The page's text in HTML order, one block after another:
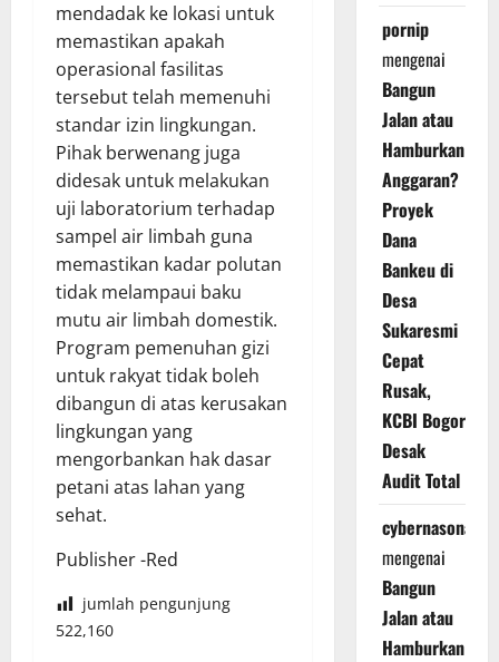
mendadak ke lokasi untuk
memastikan apakah
operasional fasilitas
tersebut telah memenuhi
standar izin lingkungan.
Pihak berwenang juga
didesak untuk melakukan
uji laboratorium terhadap
sampel air limbah guna
memastikan kadar polutan
tidak melampaui baku
mutu air limbah domestik.
Program pemenuhan gizi
untuk rakyat tidak boleh
dibangun di atas kerusakan
lingkungan yang
mengorbankan hak dasar
petani atas lahan yang
sehat.
Publisher -Red
jumlah pengunjung
522,160
pornip
mengenai
Bangun
Jalan atau
Hamburkan
Anggaran?
Proyek
Dana
Bankeu di
Desa
Sukaresmi
Cepat
Rusak,
KCBI Bogor
Desak
Audit Total
cybernasonal
mengenai
Bangun
Jalan atau
Hamburkan